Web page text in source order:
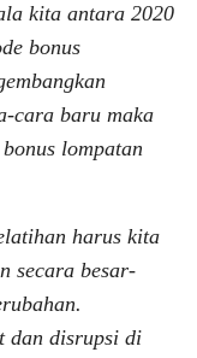
kita antara 2020
bonus
cara baru maka
lompatan
harus kita
secara besar-
dan disrupsi di